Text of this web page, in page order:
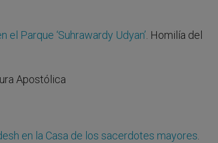
Parque ‘Suhrawardy Udyan’ . Homilía del
Apostólica
en la Casa de los sacerdotes mayores